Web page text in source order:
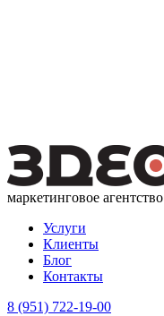
маркетинговое агентство
Услуги
Клиенты
Блог
Контакты
8 (951) 722-19-00